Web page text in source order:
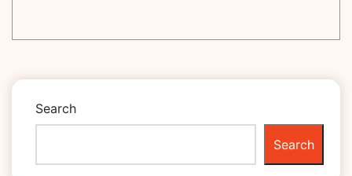
Search
Search